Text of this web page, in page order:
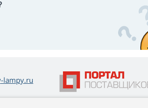
lampy.ru